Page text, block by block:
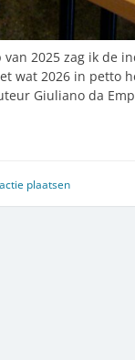
2025 zag ik de
wat 2026 in petto
Giuliano da
plaatsen